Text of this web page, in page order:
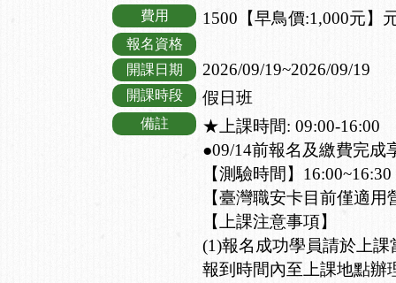
費用 1500【早鳥價:1,000元】
報名資格
開課日期
2026/09/19~2026/09/19
開課時段 假日班
備註
★上課時間: 09:00-16:00
●09/14前報名及繳費完成
【測驗時間】16:00~16:30
【臺灣職安卡目前僅適
【上課注意事項】
(1)報名成功學員請於上
報到時間內至上課地點辦